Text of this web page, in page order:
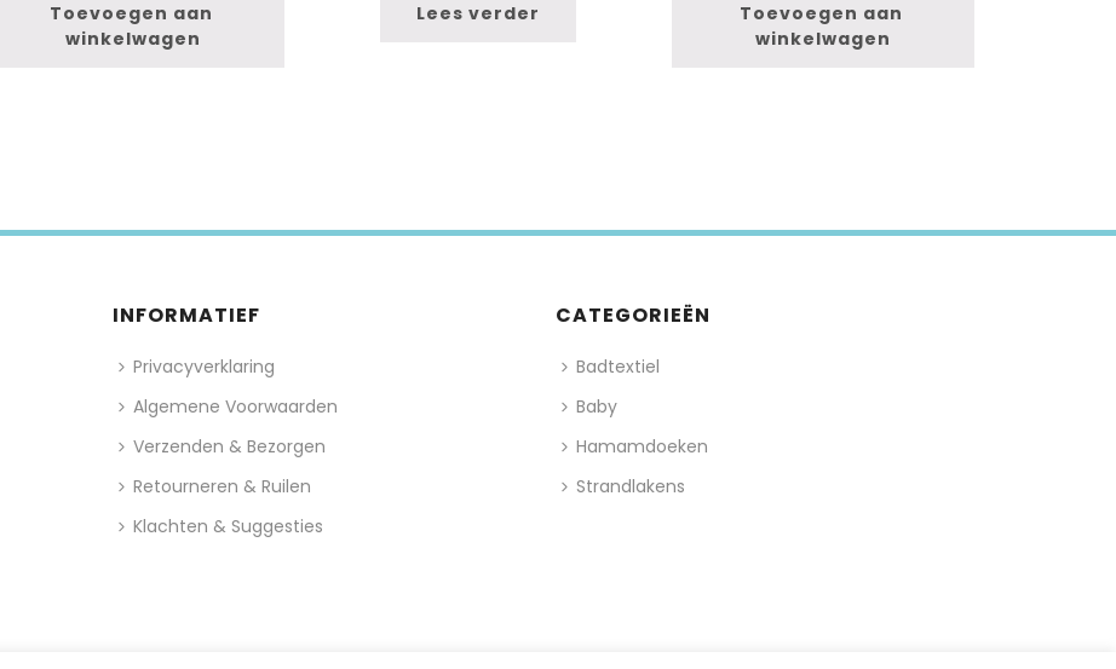
Toevoegen aan
winkelwagen
Lees verder
Toevoegen aan
winkelwagen
INFORMATIEF
Privacyverklaring
Algemene Voorwaarden
Verzenden & Bezorgen
Retourneren & Ruilen
Klachten & Suggesties
CATEGORIEËN
Badtextiel
Baby
Hamamdoeken
Strandlakens